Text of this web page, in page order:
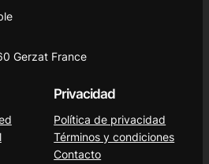
Gerzat France
Privacidad
Política de privacidad
Términos y condiciones
Contacto